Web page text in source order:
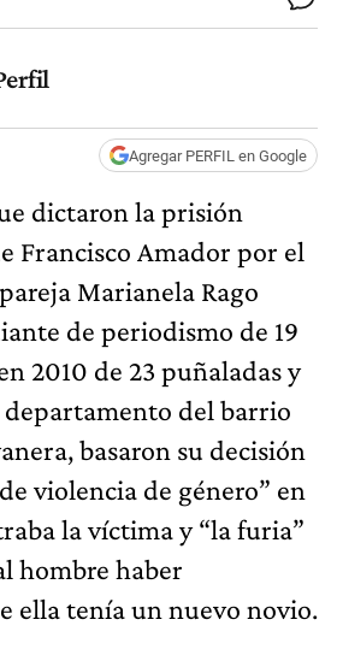
Agregar PERFIL en Google
dictaron la prisión
Francisco Amador por el
Marianela Rago
de periodismo de 19
2010 de 23 puñaladas y
departamento del barrio
basaron su decisión
violencia de género” en
la víctima y “la furia”
hombre haber
ella tenía un nuevo novio.